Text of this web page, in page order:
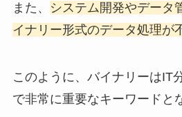
また、
システム開発やデータ
イナリー形式のデータ処理が
このように、バイナリーはIT
で非常に重要なキーワードと